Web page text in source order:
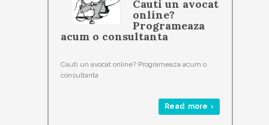
Cauti un avocat
online?
Programeaza
acum o consultanta
Cauti un avocat online? Programeaza acum o
consultanta
Read more ›